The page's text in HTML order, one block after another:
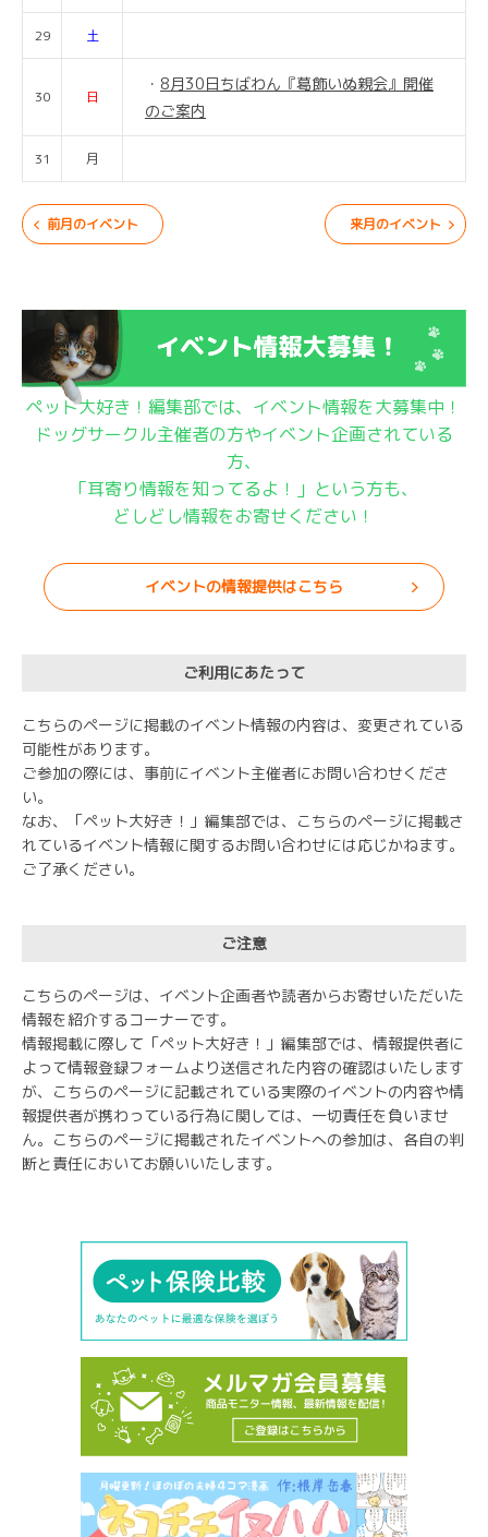
29 土
30 日
8月30日ちばわん『葛飾いぬ親会』開催
のご案内
31 月
前月のイベント 来月のイベント
ペット大好き！編集部では、イベント情報を大募集中！
ドッグサークル主催者の方やイベント企画されている
方、
「耳寄り情報を知ってるよ！」という方も、
どしどし情報をお寄せください！
イベントの情報提供はこちら
ご利用にあたって
こちらのページに掲載のイベント情報の内容は、変更されている
可能性があります。
ご参加の際には、事前にイベント主催者にお問い合わせくださ
い。
なお、「ペット大好き！」編集部では、こちらのページに掲載さ
れているイベント情報に関するお問い合わせには応じかねます。
ご了承ください。
ご注意
こちらのページは、イベント企画者や読者からお寄せいただいた
情報を紹介するコーナーです。
情報掲載に際して「ペット大好き！」編集部では、情報提供者に
よって情報登録フォームより送信された内容の確認はいたします
が、こちらのページに記載されている実際のイベントの内容や情
報提供者が携わっている行為に関しては、一切責任を負いませ
ん。こちらのページに掲載されたイベントへの参加は、各自の判
断と責任においてお願いいたします。